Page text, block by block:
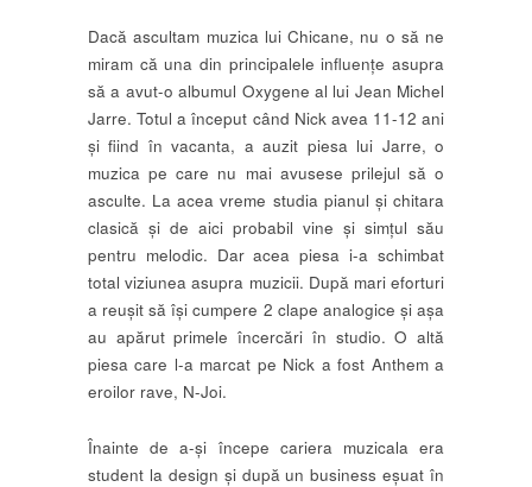
Dacă ascultam muzica lui Chicane, nu o să ne
miram că una din principalele influențe asupra
să a avut-o albumul Oxygene al lui Jean Michel
Jarre. Totul a început când Nick avea 11-12 ani
și fiind în vacanta, a auzit piesa lui Jarre, o
muzica pe care nu mai avusese prilejul să o
asculte. La acea vreme studia pianul și chitara
clasică și de aici probabil vine și simțul său
pentru melodic. Dar acea piesa i-a schimbat
total viziunea asupra muzicii. După mari eforturi
a reușit să își cumpere 2 clape analogice și așa
au apărut primele încercări în studio. O altă
piesa care l-a marcat pe Nick a fost Anthem a
eroilor rave, N-Joi.
Înainte de a-și începe cariera muzicala era
student la design și după un business eșuat în